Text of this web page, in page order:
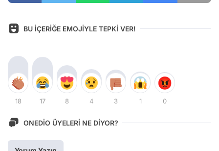
BU İÇERİĞE EMOJİYLE TEPKİ VER!
18 17 8 4 3 1 0
ONEDİO ÜYELERİ NE DİYOR?